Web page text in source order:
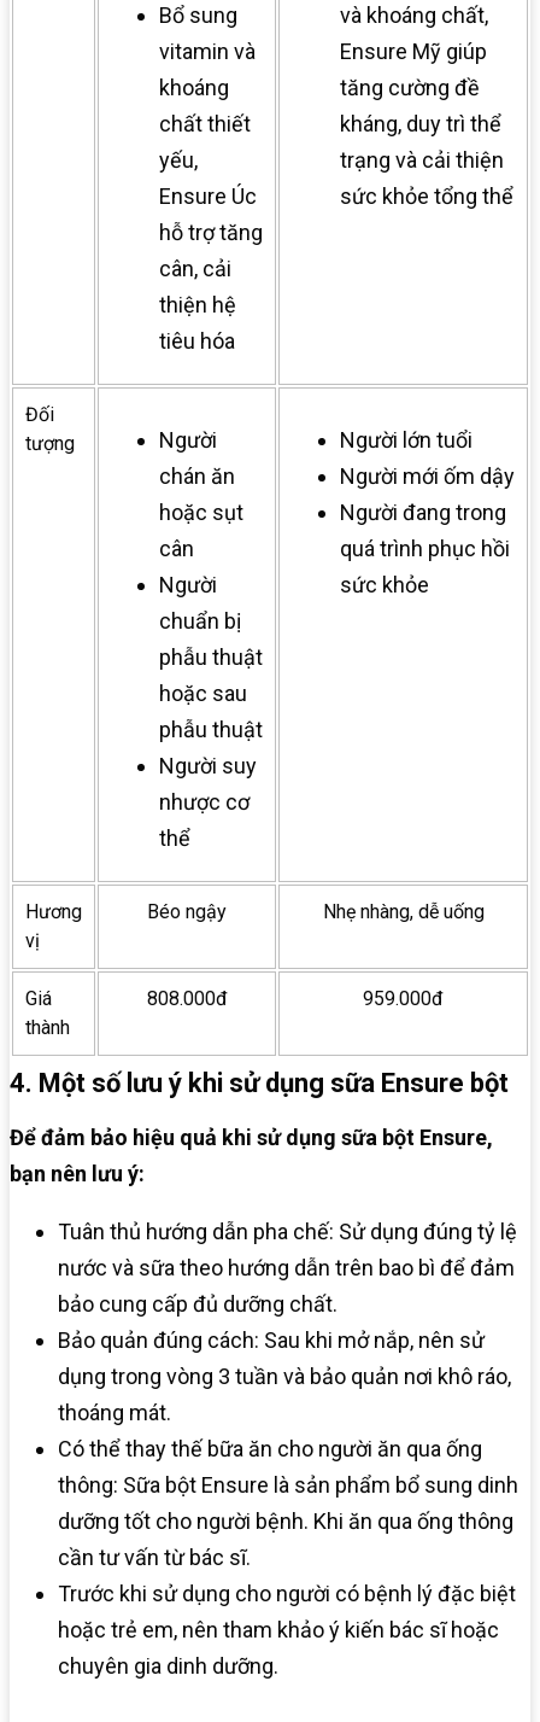
Bổ sung
vitamin và
khoáng
chất thiết
yếu,
Ensure Úc
hỗ trợ tăng
cân, cải
thiện hệ
tiêu hóa
và khoáng chất,
Ensure Mỹ giúp
tăng cường đề
kháng, duy trì thể
trạng và cải thiện
sức khỏe tổng thể
Đối
tượng
Người
chán ăn
hoặc sụt
cân
Người
chuẩn bị
phẫu thuật
hoặc sau
phẫu thuật
Người suy
nhược cơ
thể
Người lớn tuổi
Người mới ốm dậy
Người đang trong
quá trình phục hồi
sức khỏe
Hương
vị
Béo ngậy Nhẹ nhàng, dễ uống
Giá
thành
808.000đ 959.000đ
4. Một số lưu ý khi sử dụng sữa Ensure bột
Để đảm bảo hiệu quả khi sử dụng sữa bột Ensure,
bạn nên lưu ý:
Tuân thủ hướng dẫn pha chế: Sử dụng đúng tỷ lệ
nước và sữa theo hướng dẫn trên bao bì để đảm
bảo cung cấp đủ dưỡng chất.​
Bảo quản đúng cách: Sau khi mở nắp, nên sử
dụng trong vòng 3 tuần và bảo quản nơi khô ráo,
thoáng mát.​
Có thể thay thế bữa ăn cho người ăn qua ống
thông: Sữa bột Ensure là sản phẩm bổ sung dinh
dưỡng tốt cho người bệnh. Khi ăn qua ống thông
cần tư vấn từ bác sĩ.​
Trước khi sử dụng cho người có bệnh lý đặc biệt
hoặc trẻ em, nên tham khảo ý kiến bác sĩ hoặc
chuyên gia dinh dưỡng.